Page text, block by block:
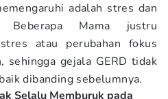
adalah stres dan
Mama justru
atau perubahan fokus
sehingga gejala GERD tidak
dibanding sebelumnya.
Selalu Memburuk pada